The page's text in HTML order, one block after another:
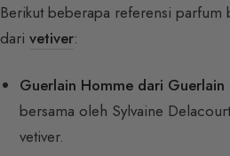
Berikut beberapa referensi parfum
dari vetiver:
Guerlain Homme dari
bersama oleh Sylvaine
vetiver.